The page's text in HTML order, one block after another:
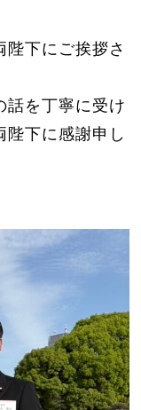
陛下にご挨拶さ
話を丁寧に受け
陛下に感謝申し